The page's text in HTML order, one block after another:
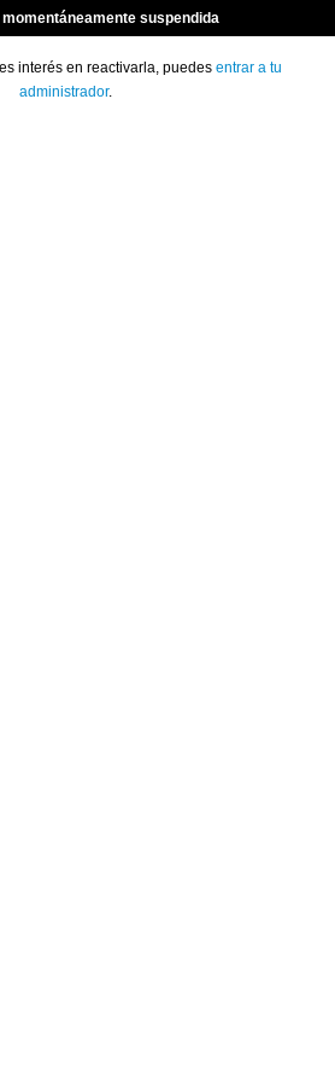
momentáneamente suspendida
interés en reactivarla, puedes entrar a tu
administrador.